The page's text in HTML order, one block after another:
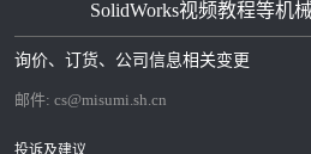
SolidWorks视频教程等机
询价、订货、公司信息相关变更
邮件: cs@misumi.sh.cn
投诉及建议